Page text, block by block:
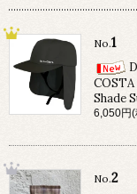
No.1
Shade
6,050円
No.2